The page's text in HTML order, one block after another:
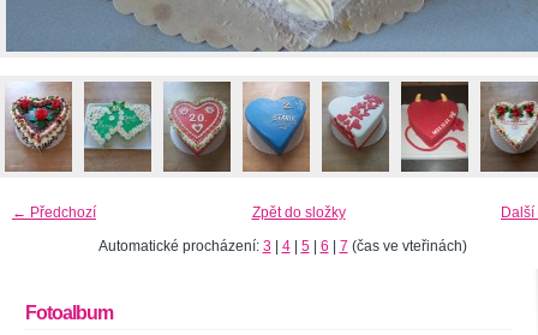
← Předchozí
Zpět do složky
Automatické procházení: 3 4| 5| 6 7 (čas ve vteřinách)
Fotoalbum